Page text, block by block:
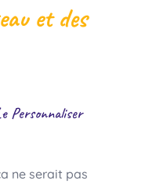
et des
Personnaliser
ne serait pas